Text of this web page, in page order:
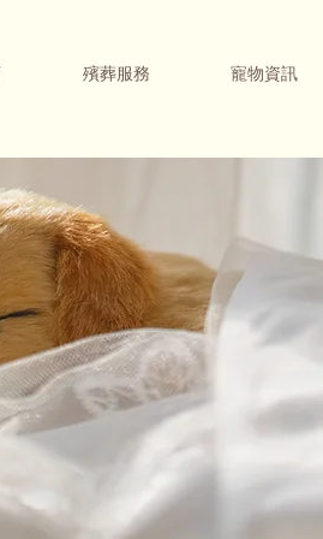
殯葬服務 寵物資訊